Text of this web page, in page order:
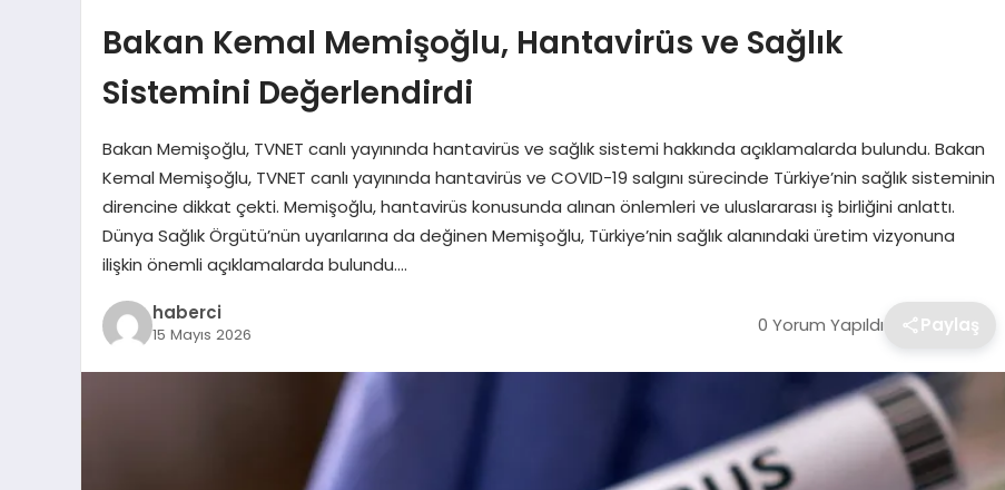
Bakan Kemal Memişoğlu, Hantavirüs ve Sağlık
Sistemini Değerlendirdi
Bakan Memişoğlu, TVNET canlı yayınında hantavirüs ve sağlık sistemi hakkında açıklamalarda bulundu. Bakan
Kemal Memişoğlu, TVNET canlı yayınında hantavirüs ve COVID-19 salgını sürecinde Türkiye’nin sağlık sisteminin
direncine dikkat çekti. Memişoğlu, hantavirüs konusunda alınan önlemleri ve uluslararası iş birliğini anlattı.
Dünya Sağlık Örgütü’nün uyarılarına da değinen Memişoğlu, Türkiye’nin sağlık alanındaki üretim vizyonuna
ilişkin önemli açıklamalarda bulundu….
haberci
15 Mayıs 2026 0 Yorum Yapıldı Paylaş